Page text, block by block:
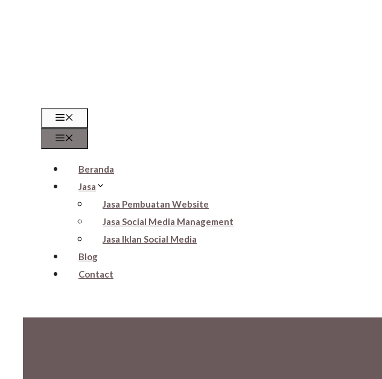
Beranda
Jasa
Jasa Pembuatan Website
Jasa Social Media Management
Jasa Iklan Social Media
Blog
Contact